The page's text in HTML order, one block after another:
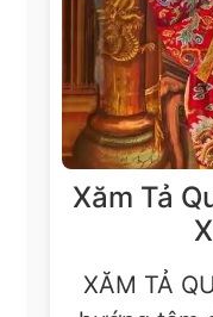
Xăm Tả
XĂM TẢ